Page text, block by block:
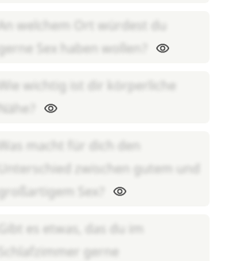
An welchem Ort würdest du
gerne Sex haben wollen?
Wie wichtig ist dir körperliche
Nähe?
Was macht für dich den
Unterschied zwischen gutem und
großartigem Sex?
Gibt es etwas, das du im
Schlafzimmer gerne